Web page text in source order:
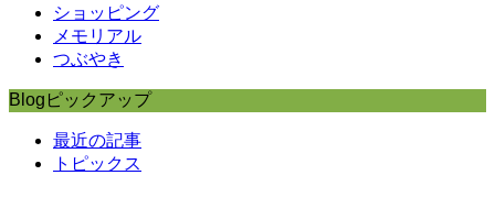
ショッピング
メモリアル
つぶやき
Blogピックアップ
最近の記事
トピックス